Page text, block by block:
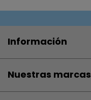
Información
Nuestras marcas